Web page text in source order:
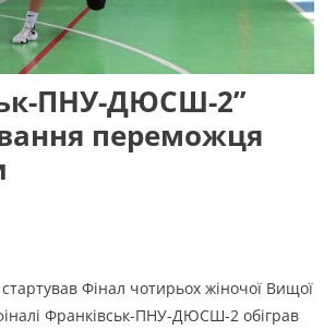
ПНУ-ДЮСШ-2”
переможця
Фінал чотирьох жіночої Вищої
Франківськ-ПНУ-ДЮСШ-2 обіграв